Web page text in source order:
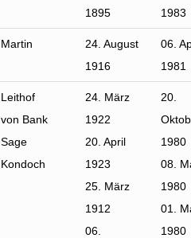
1895
1983
Martin
24. August
1916
06.
1981
Leithof
von Bank
Sage
Kondoch
24. März
1922
20. April
1923
25. März
1912
06.
20.
1980
08.
1980
01.
1980